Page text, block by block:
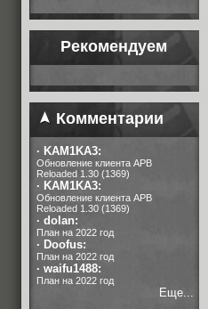
Рекомендуем
Комментарии
· KAM1KA3:
Обновление клиента APB
Reloaded 1.30 (1369)
· KAM1KA3:
Обновление клиента APB
Reloaded 1.30 (1369)
· dolan:
План на 2022 год
· Doofus:
План на 2022 год
· waifu1488:
План на 2022 год
Еще...